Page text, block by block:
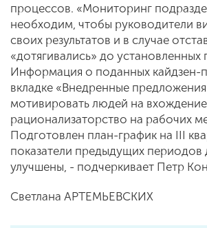
процессов. «Мониторинг
необходим, чтобы руководители
своих результатов и в случае
«дотягивались» до установленных
Информация о поданных кайдзен-
вкладке «Внедренные
мотивировать людей на
рационализаторство на рабочих
Подготовлен план-график на III
показатели предыдущих
улучшены, - подчеркивает Петр
Светлана АРТЕМЬЕВСКИХ